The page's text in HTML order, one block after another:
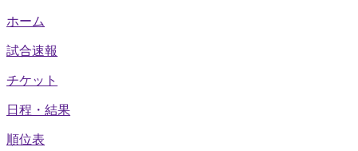
ホーム
試合速報
チケット
日程・結果
順位表